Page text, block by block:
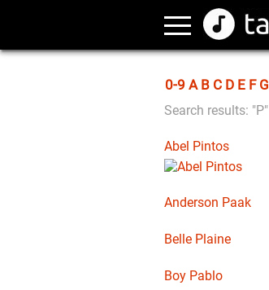
0-9 A B C D E F G
Search results: "P"
Abel Pintos
Anderson Paak
Belle Plaine
Boy Pablo